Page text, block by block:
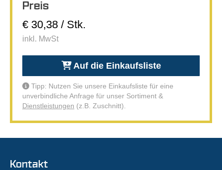
Preis
€ 30,38 / Stk.
inkl. MwSt
Auf die Einkaufsliste
Tipp: Nutzen Sie unsere Einkaufsliste für eine
unverbindliche Anfrage für unser Sortiment &
Dienstleistungen (z.B. Zuschnitt).
Kontakt